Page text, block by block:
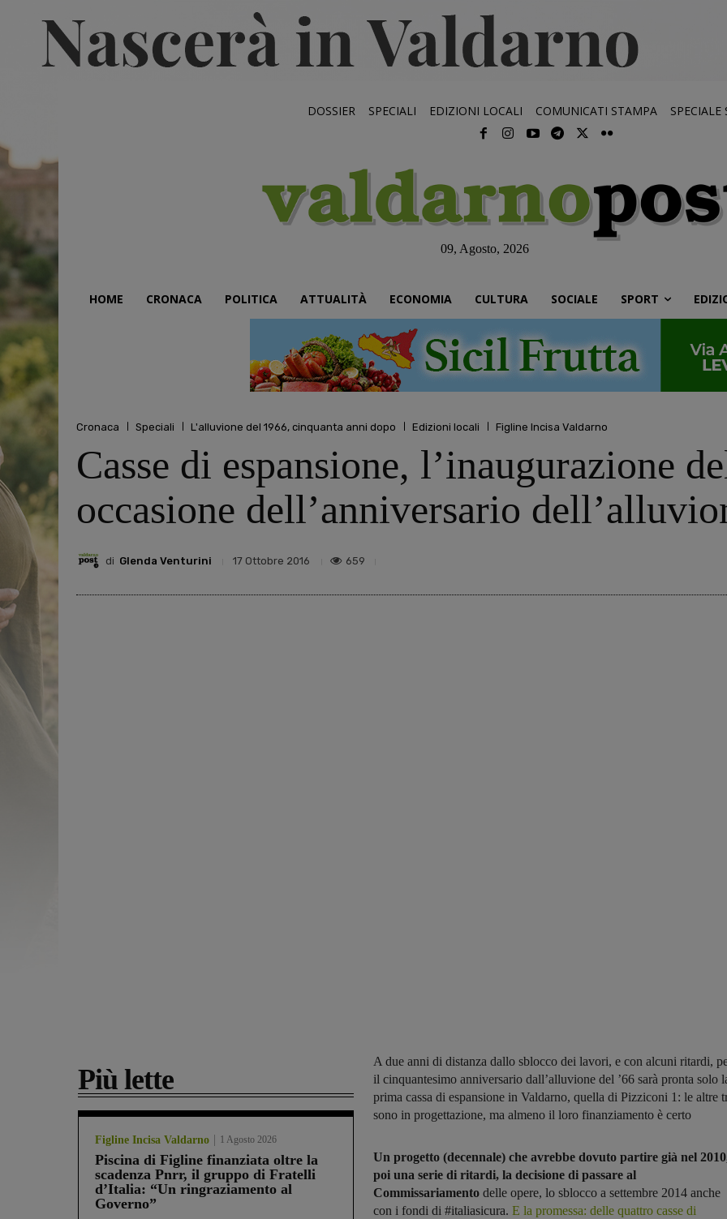
DOSSIER SPECIALI EDIZIONI LOCALI COMUNICATI STAMPA SPECIALE
09, Agosto, 2026
HOME CRONACA POLITICA ATTUALITÀ ECONOMIA CULTURA SOCIALE SPORT
Cronaca Speciali L'alluvione del 1966, cinquanta anni dopo Edizioni locali Figline Incisa Valdarno
Casse di espansione, l’inaugurazione
occasione dell’anniversario
di Glenda Venturini 17 Ottobre 2016 659
Più lette
Figline Incisa Valdarno 1 Agosto 2026
Piscina di Figline finanziata oltre la
scadenza Pnrr, il gruppo di Fratelli
d’Italia: “Un ringraziamento al
Governo”
A due anni di distanza dallo sblocco dei lavori, e con alcuni ritardi,
il cinquantesimo anniversario dall’alluvione del ’66 sarà pronta solo
prima cassa di espansione in Valdarno, quella di Pizziconi 1: le altre
sono in progettazione, ma almeno il loro finanziamento è certo
Un progetto (decennale) che avrebbe dovuto partire già nel
poi una serie di ritardi, la decisione di passare al
Commissariamento delle opere, lo sblocco a settembre 2014 anche
con i fondi di #italiasicura. E la promessa: delle quattro casse di